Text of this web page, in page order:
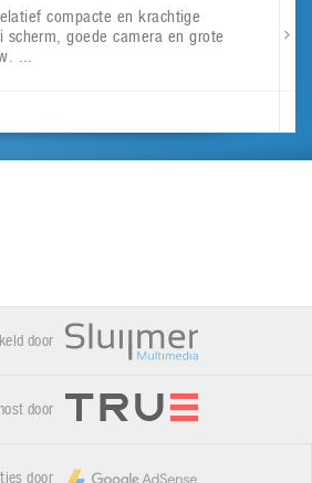
compacte en krachtige
goede camera en grote
...
door
door
door